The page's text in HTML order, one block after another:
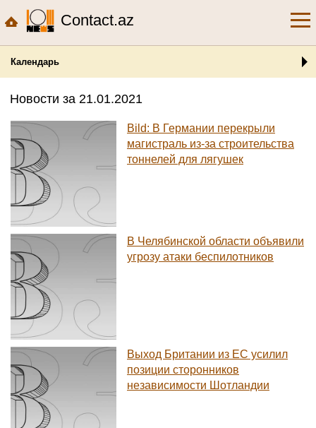
Contact.az
Календарь
Новости за 21.01.2021
Bild: В Германии перекрыли
магистраль из-за строительства
тоннелей для лягушек
В Челябинской области объявили
угрозу атаки беспилотников
Выход Британии из ЕС усилил
позиции сторонников
независимости Шотландии